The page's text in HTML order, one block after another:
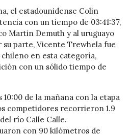
el estadounidense Colin
con un tiempo de 03:41:37,
Martin Demuth y al uruguayo
su parte, Vicente Trewhela fue
en esta categoría,
con un sólido tiempo de
de la mañana con la etapa
competidores recorrieron 1.9
río Calle Calle.
con 90 kilómetros de